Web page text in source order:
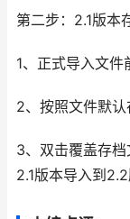
第二步：2.1版本
1、正式导入文件
2、按照文件默
3、双击覆盖存
2.1版本导入到2.2